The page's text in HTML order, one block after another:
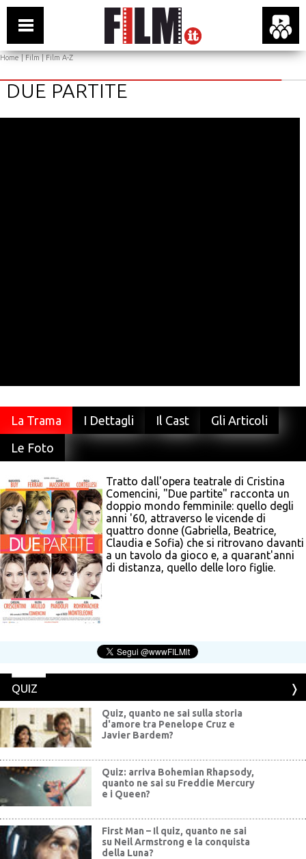
Home|Film|Film A-Z
DUE PARTITE
La Trama I Dettagli Il Cast
Gli Articoli
Le Foto
Tratto dall'opera teatrale di Cristina
Comencini, "Due partite" racconta un
doppio mondo femminile: quello degli
anni '60, attraverso le vicende di
quattro donne (Gabriella, Beatrice,
Claudia e Sofia) che si ritrovano davanti
a un tavolo da gioco e, a quarant'anni
di distanza, quello delle loro figlie.
QUIZ
Quiz, quanto ne sai sulla storia
d'amore tra Penelope Cruz e
Javier Bardem?
Quiz: arriva Bohemian Rhapsody,
quanto ne sai su Freddie Mercury
e i Queen?
First Man – Il quiz, quanto ne sai
su Neil Armstrong e la conquista
della Luna?